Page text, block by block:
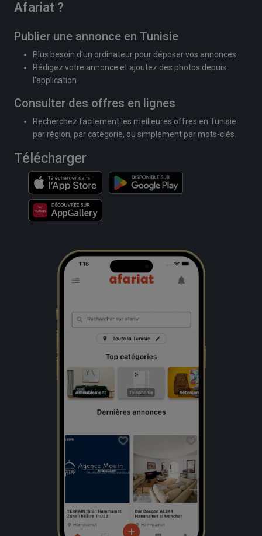
Afariat ?
Publier une annonce en Tunisie
Plus besoin d'un ordinateur pour déposer vos annonces
Rédigez votre annonce et ajoutez des photos depuis
l'application
Consulter des offres en lignes
Recherchez facilement les meilleures offres en Tunisie
par région, par catégorie, ou simplement par mots-clés.
Télécharger